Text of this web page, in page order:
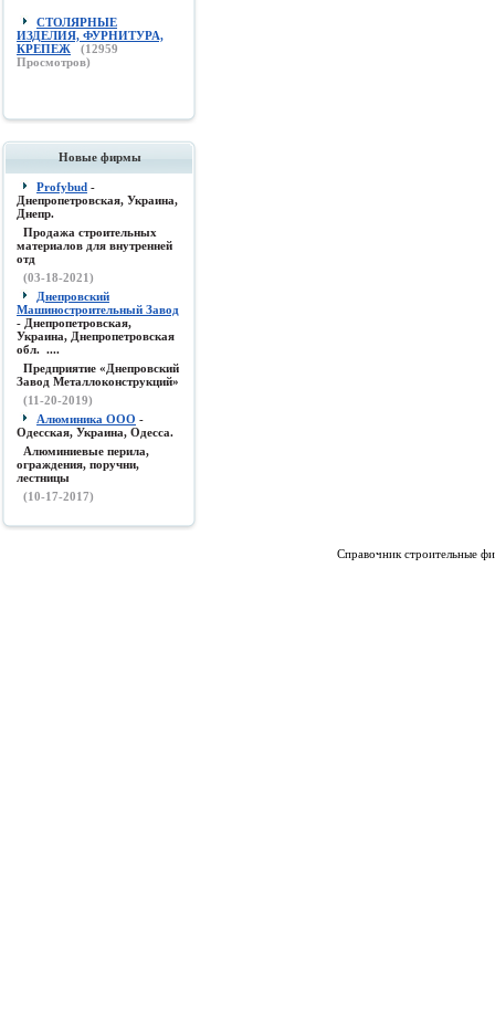
СТОЛЯРНЫЕ
ИЗДЕЛИЯ, ФУРНИТУРА,
КРЕПЕЖ
(12959
Просмотров)
Новые фирмы
Profybud -
Днепропетровская, Украина,
Днепр.
Продажа строительных
материалов для внутренней
отд
(03-18-2021)
Днепровский
Машиностроительный Завод
- Днепропетровская,
Украина, Днепропетровская
обл. ....
Предприятие «Днепровский
Завод Металлоконструкций»
(11-20-2019)
Алюминика ООО -
Одесская, Украина, Одесса.
Алюминиевые перила,
ограждения, поручни,
лестницы
(10-17-2017)
Справочник строительные